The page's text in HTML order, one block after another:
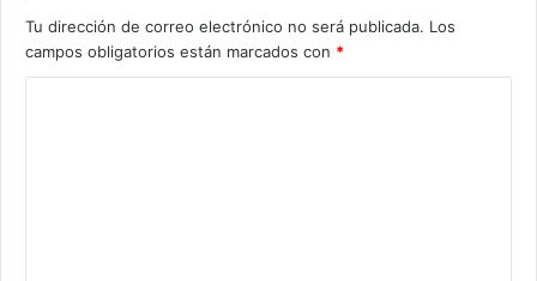
Tu dirección de correo electrónico no será publicada. Los
campos obligatorios están marcados con *